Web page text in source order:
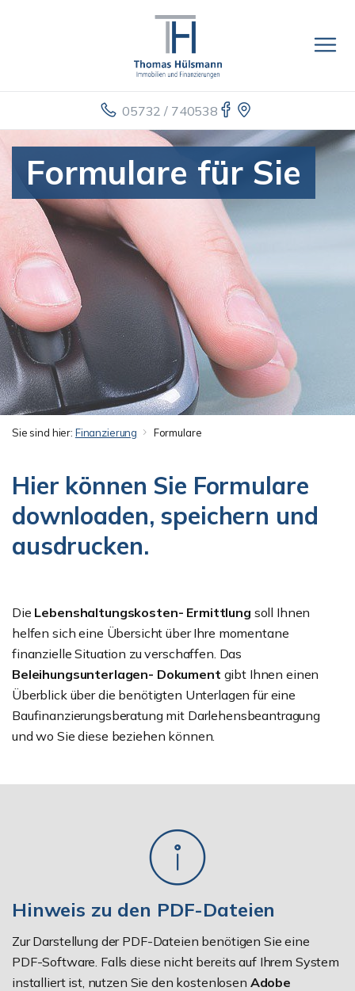
05732 / 740538
Formulare für Sie
Sie sind hier: Finanzierung Formulare
Hier können Sie Formulare
downloaden, speichern und
ausdrucken.
Die Lebenshaltungskosten- Ermittlung soll Ihnen
helfen sich eine Übersicht über Ihre momentane
finanzielle Situation zu verschaffen. Das
Beleihungsunterlagen- Dokument gibt Ihnen einen
Überblick über die benötigten Unterlagen für eine
Baufinanzierungsberatung mit Darlehensbeantragung
und wo Sie diese beziehen können.
Hinweis zu den PDF-Dateien
Zur Darstellung der PDF-Dateien benötigen Sie eine
PDF-Software. Falls diese nicht bereits auf Ihrem System
installiert ist, nutzen Sie den kostenlosen Adobe